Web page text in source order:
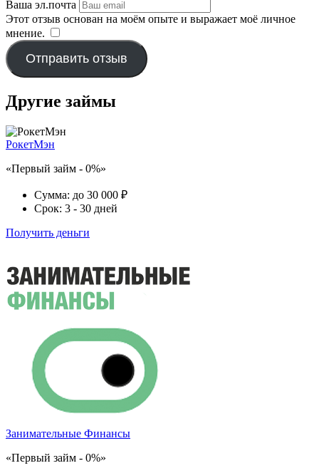
Ваша эл.почта
Этот отзыв основан на моём опыте и выражает моё личное
мнение.
Отправить отзыв
Другие займы
РокетМэн
«Первый займ - 0%»
Сумма: до 30 000 ₽
Срок: 3 - 30 дней
Получить деньги
Занимательные Финансы
«Первый займ - 0%»